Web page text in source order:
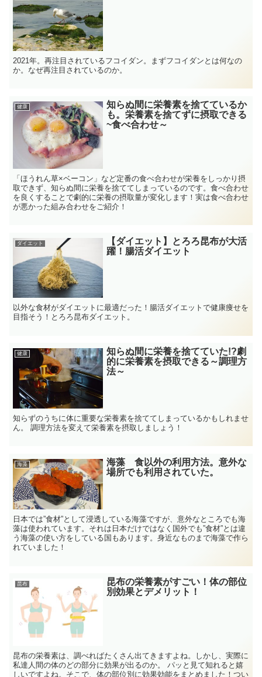
2021年。再注目されているフコイダン。まずフコイダンとは何なの
か。なぜ再注目されているのか。
健康
知らぬ間に栄養素を捨てているか
も。栄養素を捨てずに摂取できる
~食べ合わせ～
「ほうれん草×ベーコン」など定番の食べ合わせが栄養をしっかり摂
取できず、知らぬ間に栄養を捨ててしまっているのです。食べ合わせ
を良くすることで劇的に栄養の摂取量が変化します！実は食べ合わせ
が悪かった組み合わせをご紹介！
ダイエット
【ダイエット】とろろ昆布が大活
躍！腸活ダイエット
以外な食材がダイエットに最適だった！腸活ダイエットで健康痩せを
目指そう！とろろ昆布ダイエット。
健康
知らぬ間に栄養を捨てていた!?劇
的に栄養素を摂取できる～調理方
法～
知らずのうちに体に重要な栄養素を捨ててしまっているかもしれませ
ん。 調理方法を変えて栄養素を摂取しましょう！
海藻
海藻 食以外の利用方法。意外な
場所でも利用されていた。
日本では”食材”として浸透している海藻ですが、意外なところでも海
藻は使われています。それは日本だけではなく国外でも”食材”とは違
う海藻の使い方をしている国もあります。身近なものまで海藻で作ら
れていました！
昆布
昆布の栄養素がすごい！体の部位
別効果とデメリット！
昆布の栄養素は、調べればたくさん出てきますよね。しかし、実際に
私達人間の体のどの部分に効果が出るのか。 パッと見て知れると嬉
しいですよね。そこで、体の部位別に効果効能をまとめました！つい